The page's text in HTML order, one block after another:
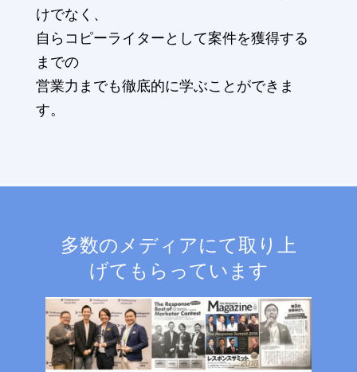
けでなく、
自らコピーライターとして案件を獲得する
までの
営業力までも徹底的に学ぶことができま
す。
多数のメディアにて取り上
げてもらっています